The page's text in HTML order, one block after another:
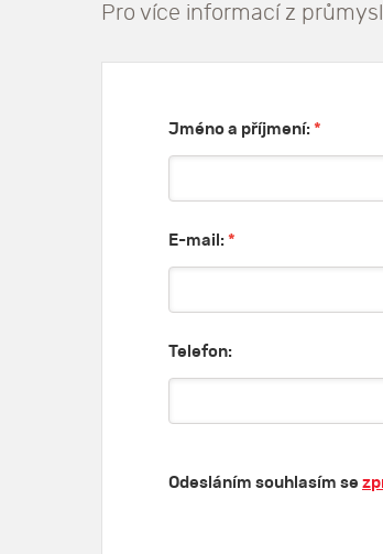
Pro více informací z
Jméno a příjmení: *
E-mail: *
Telefon:
Odesláním souhlasím se